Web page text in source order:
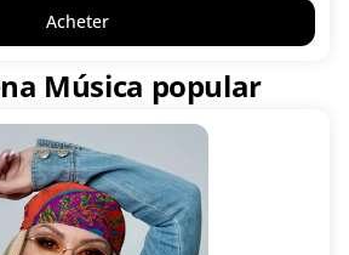
Acheter
Música popular